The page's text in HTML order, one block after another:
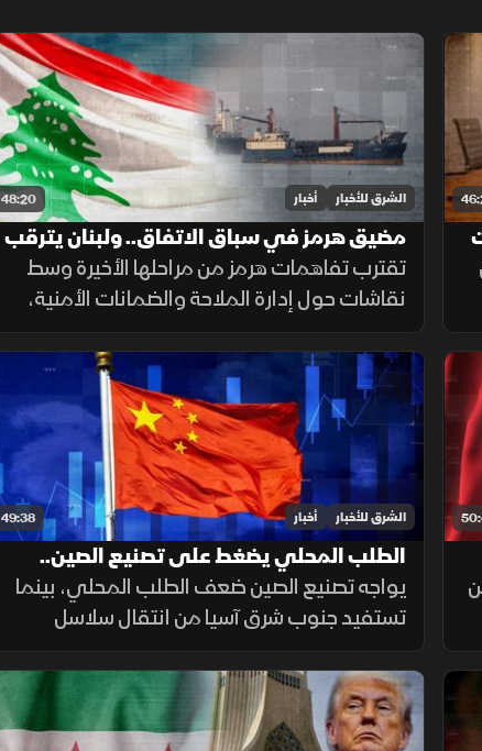
48:20 الشرق للأخبار أخبار
مضيق هرمز في سباق الاتفاق.. ولبنان يترقب
مسار التهدئة
تقترب تفاهمات هرمز من مراحلها الأخيرة وسط
نقاشات حول إدارة الملاحة والضمانات الأمنية،
بالتوازي مع تحركات أميركية ومفاوضات لبنانية
إسرائيلية تعكس استمرار اختبار فرص التهدئة في
المنطقة.
49:38 الشرق للأخبار أخبار
الطلب المحلي يضغط على تصنيع الصين..
والبحر الأحمر يجمع السعودية وتركيا
يواجه تصنيع الصين ضعف الطلب المحلي، بينما
تستفيد جنوب شرق آسيا من انتقال سلاسل
التوريد. ويتوسع التنسيق السعودي التركي
بحريا، فيما تستمر اتصالات واشنطن وطهران.
صحيا، تدعم القيلولة الذاكرة.